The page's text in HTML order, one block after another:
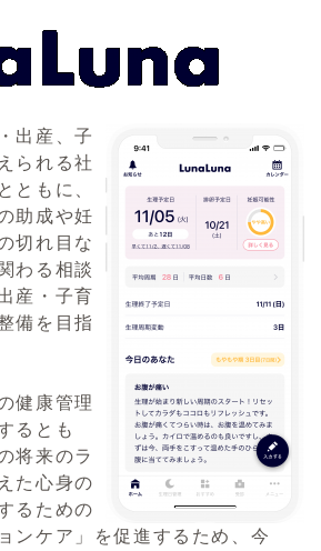
出産、子
られる社
ともに、
助成や妊
切れ目な
わる相談
産・子育
備を目指
健康管理
るとも
将来のラ
た心身の
るための
ンケア」を促進するため、今